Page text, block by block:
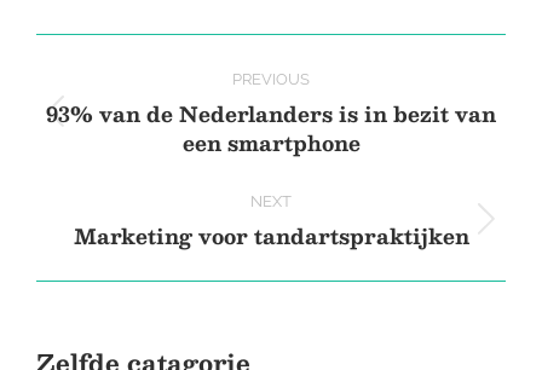
navigation
PREVIOUS
Previous
post:
93% van de Nederlanders is in bezit van
een smartphone
NEXT
Next
Marketing voor tandartspraktijken